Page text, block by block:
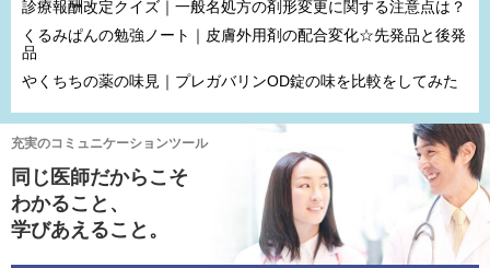
診療報酬改定クイズ｜一般名処方の剤形変更に関する注意点は？
くるみぱんの勉強ノート｜皮膚外用剤の配合変化☆先発品と後発
品
やくちちの薬の味見｜プレガバリンOD錠の味を比較をしてみた
充実のコミュニケーションツール
同じ医師だからこそ
わかること、
学びあえること。